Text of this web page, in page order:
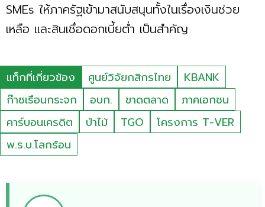
SMEs ให้ภาครัฐเข้ามาสนับสนุนทั้งในเรื่องเงินช่วย
เหลือ และสินเชื่อดอกเบี้ยตํ่า เป็นสำคัญ
แท็กที่เกี่ยวข้อง ศูนย์วิจัยกสิกรไทย
KBANK
ก๊าซเรือนกระจก
อบก. ขาดตลาด
ภาคเอกชน
คาร์บอนเครดิต
ป่าไม้ TGO
โครงการ T-VER
พ.ร.บ.โลกร้อน